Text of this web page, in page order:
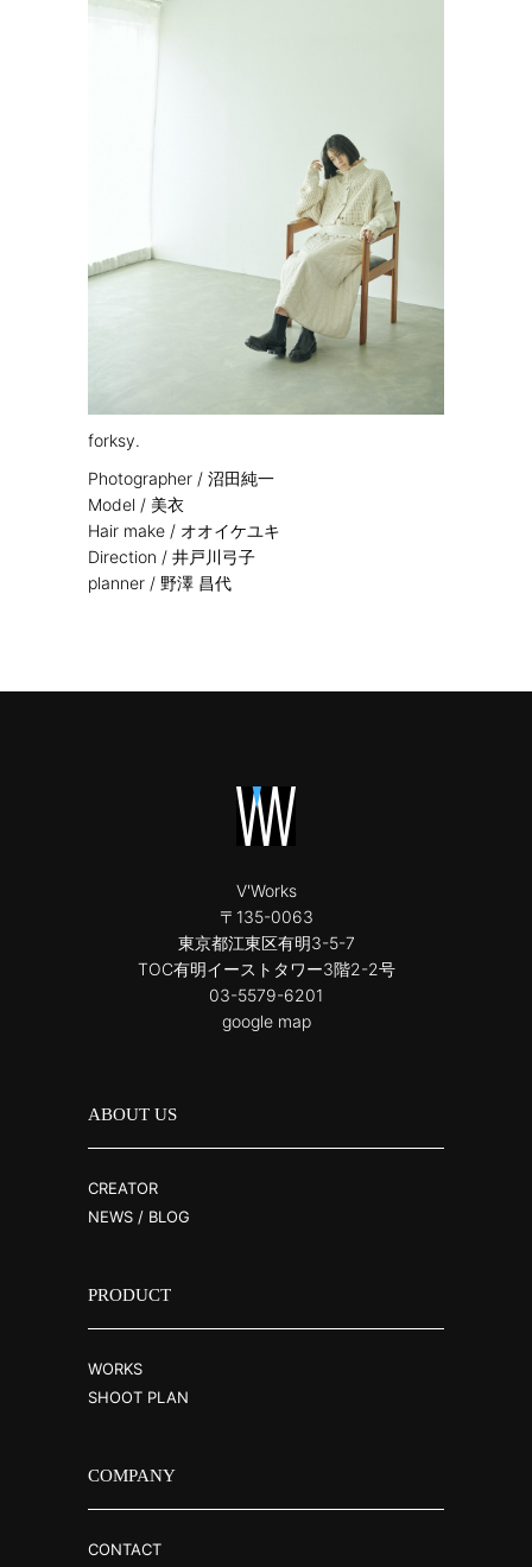
forksy.
Photographer / 沼田純一
Model / 美衣
Hair make / オオイケユキ
Direction / 井戸川弓子
planner / 野澤 昌代
V'Works
〒135-0063
東京都江東区有明3-5-7
TOC有明イーストタワー3階2-2号
03-5579-6201
google map
ABOUT US
CREATOR
NEWS / BLOG
PRODUCT
WORKS
SHOOT PLAN
COMPANY
CONTACT